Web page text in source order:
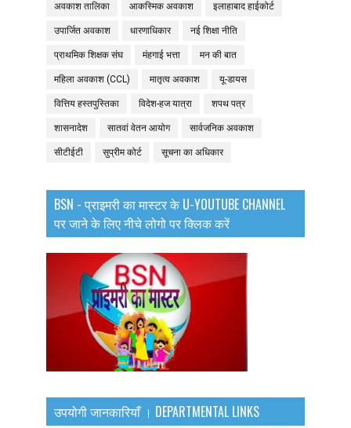
अवकाश तालिका आकस्मिक अवकाश इलाहाबाद हाईकोर्ट
उपार्जित अवकाश धारणाधिकार नई शिक्षा नीति
प्राथमिक शिक्षक संघ मंहगाई भत्ता मन की बात
महिला अवकाश (CCL) मातृत्व अवकाश यू-डायस
वित्तिय हस्तपुस्तिका विदेश-हज यात्रा शपथ पत्र
शासनादेश सातवां वेतन आयोग सार्वजनिक अवकाश
सीटीईटी सुप्रीम कोर्ट सूचना का अधिकार
BSN - प्राइमरी का मास्टर के U-YOUTUBE CHANNEL
पर जाने के लिए नीचे लोगो पर क्लिक करें
उपयोगी जानकारियाँ । DEPARTMENTAL LINKS